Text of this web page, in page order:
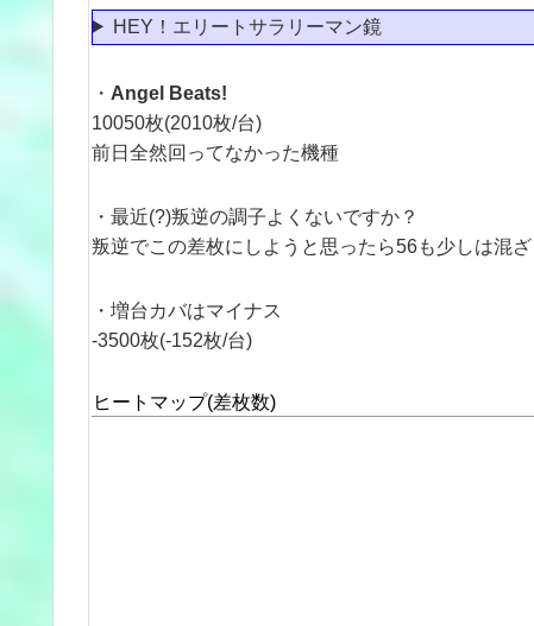
HEY！エリートサラリーマン鏡
・ Angel Beats!
10050枚(2010枚/台)
前日全然回ってなかった機種
・最近(?)叛逆の調子よくないですか？
叛逆でこの差枚にしようと思ったら56も少しは混
・増台カバはマイナス
-3500枚(-152枚/台)
ヒートマップ(差枚数)